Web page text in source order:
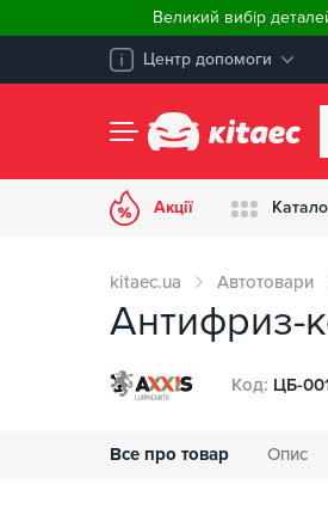
Великий вибір
Центр допомоги
Акції
kitaec.ua Автотовари
Антифриз-
Все про товар Опис
Код: ЦБ-